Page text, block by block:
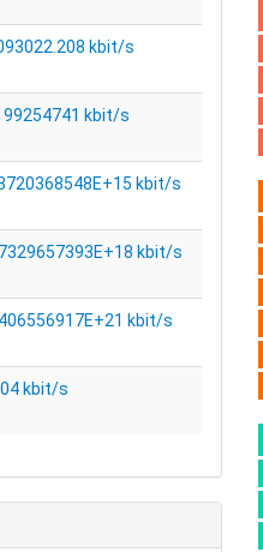
kbit/s
kbit/s
kbit/s
kbit/s
kbit/s
kbit/s